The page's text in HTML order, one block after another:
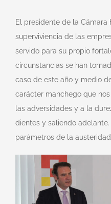
El presidente de la
superviviencia de las
servido para su propio
circunstancias se han
caso de este año y medio
carácter manchego que
las adversidades y a la
dientes y saliendo
parámetros de la